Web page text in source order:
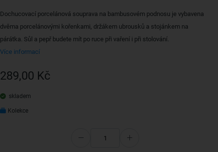
Dochucovací porcelánová souprava na bambusovém podnosu je vybavena
dvěma porcelánovými kořenkami, držákem ubrousků a stojánkem na
párátka. Sůl a pepř budete mít po ruce při vaření i při stolování.
Více informací
289,00 Kč
skladem
Kolekce